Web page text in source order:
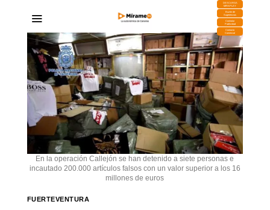
DESCARGA
MIRAPLAY
Buzón de
Sugerencias
Contratar
Publicidad
Contacto
Comercial
En la operación Callejón se han detenido a siete personas e
incautado 200.000 artículos falsos con un valor superior a los 16
millones de euros
FUERTEVENTURA